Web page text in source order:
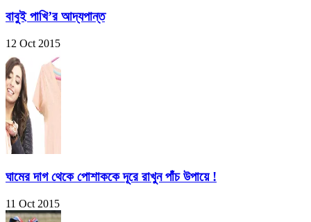
বাবুই পাখি’র আদ্যপান্ত
12 Oct 2015
ঘামের দাগ থেকে পোশাককে দূরে রাখুন পাঁচ উপায়ে !
11 Oct 2015